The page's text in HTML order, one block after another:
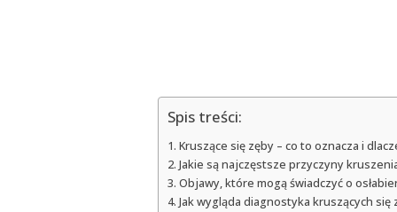
Spis treści:
Kruszące się zęby – co to oznacza i
Jakie są najczęstsze przyczyny
Objawy, które mogą świadczyć o
Jak wygląda diagnostyka kruszących